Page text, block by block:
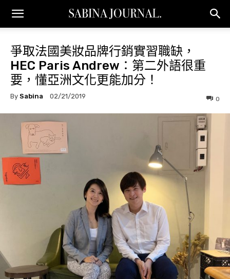
爭取法國美妝品牌行銷實習職缺，
HEC Paris Andrew：第二外語很重
要，懂亞洲文化更能加分！
By Sabina 02/21/2019 0